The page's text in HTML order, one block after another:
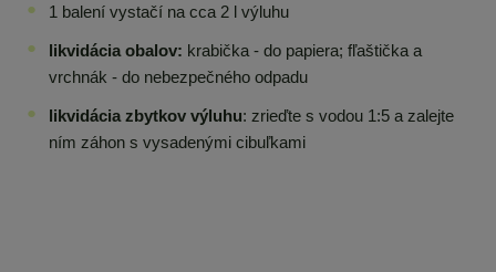
1 balení vystačí na cca 2 l výluhu
likvidácia obalov: krabička - do papiera; fľaštička a
vrchnák - do nebezpečného odpadu
likvidácia zbytkov výluhu: zrieďte s vodou 1:5 a zalejte
ním záhon s vysadenými cibuľkami